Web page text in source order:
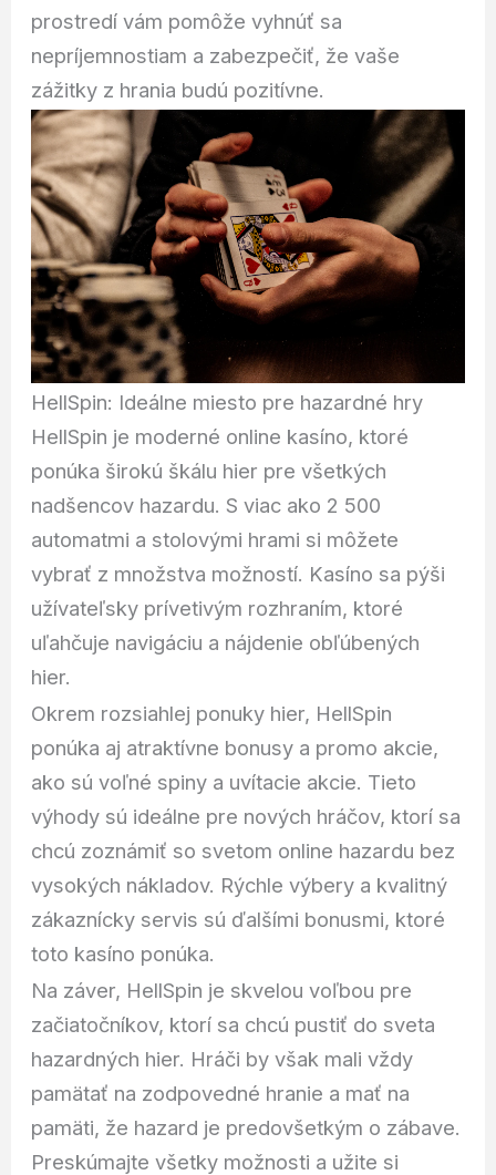
prostredí vám pomôže vyhnúť sa
nepríjemnostiam a zabezpečiť, že vaše
zážitky z hrania budú pozitívne.
HellSpin: Ideálne miesto pre hazardné hry
HellSpin je moderné online kasíno, ktoré
ponúka širokú škálu hier pre všetkých
nadšencov hazardu. S viac ako 2 500
automatmi a stolovými hrami si môžete
vybrať z množstva možností. Kasíno sa pýši
užívateľsky prívetivým rozhraním, ktoré
uľahčuje navigáciu a nájdenie obľúbených
hier.
Okrem rozsiahlej ponuky hier, HellSpin
ponúka aj atraktívne bonusy a promo akcie,
ako sú voľné spiny a uvítacie akcie. Tieto
výhody sú ideálne pre nových hráčov, ktorí sa
chcú zoznámiť so svetom online hazardu bez
vysokých nákladov. Rýchle výbery a kvalitný
zákaznícky servis sú ďalšími bonusmi, ktoré
toto kasíno ponúka.
Na záver, HellSpin je skvelou voľbou pre
začiatočníkov, ktorí sa chcú pustiť do sveta
hazardných hier. Hráči by však mali vždy
pamätať na zodpovedné hranie a mať na
pamäti, že hazard je predovšetkým o zábave.
Preskúmajte všetky možnosti a užite si